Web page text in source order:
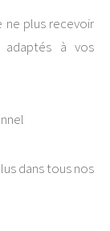
plus recevoir
adaptés à vos
dans tous nos